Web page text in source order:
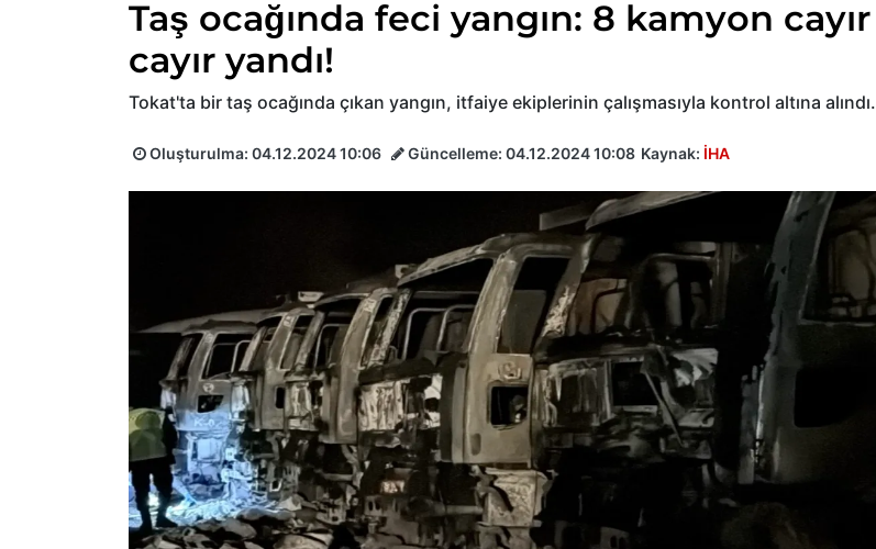
Taş ocağında feci yangın: 8 kamyon cayır
cayır yandı!
Tokat'ta bir taş ocağında çıkan yangın, itfaiye ekiplerinin çalışmasıyla kontrol altına alındı.
Oluşturulma: 04.12.2024 10:06 Güncelleme: 04.12.2024 10:08 Kaynak: İHA